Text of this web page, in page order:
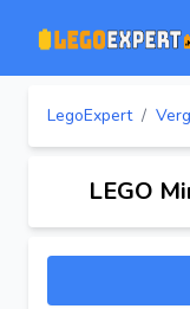
LegoExpert /
LEGO